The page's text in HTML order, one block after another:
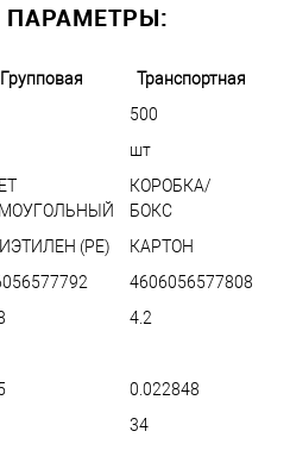
ПАРАМЕТРЫ:
Групповая
Транспортная
500
шт
КОРОБКА/
БОКС
(PE)
КАРТОН
4606056577808
4.2
0.022848
34